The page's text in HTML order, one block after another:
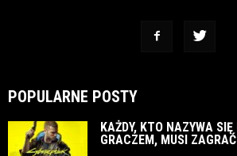
POPULARNE POSTY
KAŻDY, KTO NAZYWA
GRACZEM, MUSI